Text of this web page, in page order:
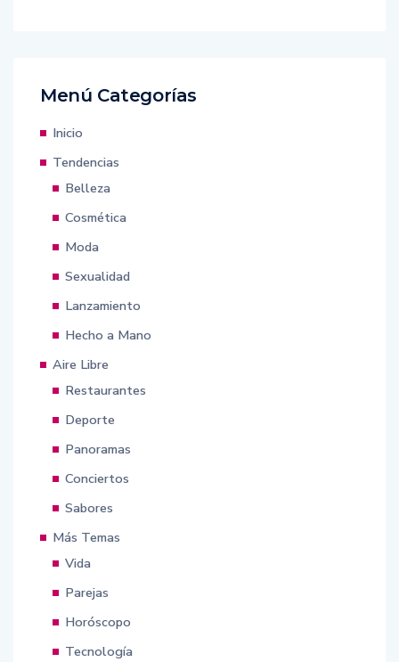
Menú Categorías
Inicio
Tendencias
Belleza
Cosmética
Moda
Sexualidad
Lanzamiento
Hecho a Mano
Aire Libre
Restaurantes
Deporte
Panoramas
Conciertos
Sabores
Más Temas
Vida
Parejas
Horóscopo
Tecnología